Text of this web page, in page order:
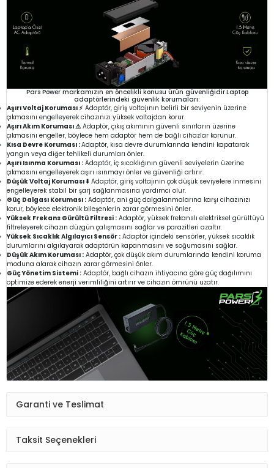
Pars Power markamızın en öncelikli konusu ürün güvenliğidir.Laptop
adaptörlerindeki güvenlik korumaları:
Aşırı Voltaj Koruması ⚡ Adaptör, giriş voltajının belirli bir seviyenin üzerine
çıkmasını engelleyerek cihazınızı yüksek voltajdan korur.
Aşırı Akım Koruması ⚠️Adaptör, çıkış akımının güvenli sınırların üzerine
çıkmasını engeller, böylece hem adaptör hem de bağlı cihazlar korunur.
Kısa Devre Koruması :Adaptör, kısa devre durumlarında kendini kapatarak
yangın veya diğer tehlikeli durumları önler.
Aşırı Isınma Koruması : Adaptör, iç sıcaklığının güvenli seviyelerin üzerine
çıkmasını engelleyerek aşırı ısınmayı önler ve güvenliği artırır.
Düşük Voltaj Koruması ⬇️ Adaptör, giriş voltajının çok düşük seviyelere inmesini
engelleyerek stabil bir şarj sağlanmasına yardımcı olur.
Güç Dalgası Koruması : Adaptör, ani güç dalgalanmalarına karşı cihazınızı
korur, böylece elektronik bileşenlerin zarar görmesini önler.
Yüksek Frekans Gürültü Filtresi : Adaptör, yüksek frekanslı elektriksel gürültüyü
filtreleyerek cihazın düzgün çalışmasını sağlar ve parazitleri azaltır.
Yüksek Sıcaklık Algılayıcı Sensör : Adaptör içindeki sensörler, yüksek sıcaklık
durumlarını algılayarak adaptörün kapanmasını ve soğumasını sağlar.
Düşük Akım Koruması : Adaptör, çok düşük akım durumlarında kendini koruma
moduna alarak cihazın zarar görmesini önler.
Güç Yönetim Sistemi : Adaptör, bağlı cihazın ihtiyacına göre güç dağılımını
optimize ederek enerji verimliliğini artırır ve cihazın ömrünü uzatır.
Garanti ve Teslimat
Taksit Seçenekleri